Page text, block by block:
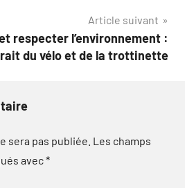
Article suivant
respecter l’environnement :
du vélo et de la trottinette
sera pas publiée. Les champs
avec*